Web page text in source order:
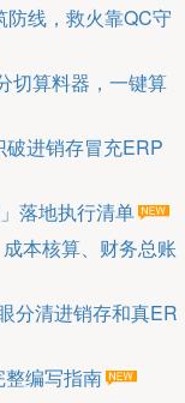
线，救火靠QC守
切算料器，一键算
破进销存冒充ERP
落地执行清单
本核算、财务总账
分清进销存和真ER
编写指南